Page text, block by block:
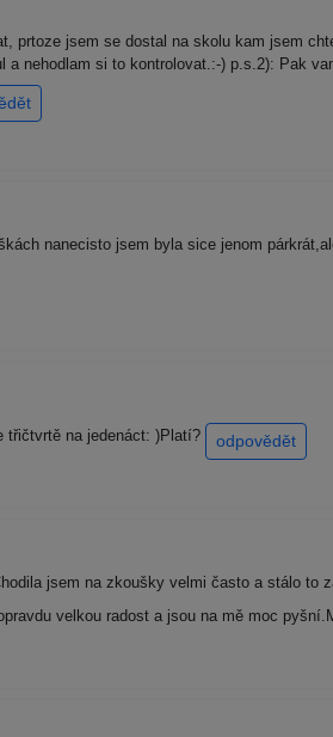
prtoze jsem se dostal na skolu kam jsem
nehodlam si to kontrolovat.:-) p.s.2): Pak
nanecisto jsem byla sice jenom
třičtvrtě na jedenáct: )Platí? odpovědět
jsem na zkoušky velmi často a stálo to
velkou radost a jsou na mě moc